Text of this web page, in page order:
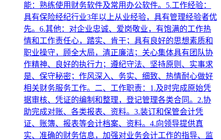
能：熟练使用财务软件及常用办公软件。5.工作经验：
具有保险经纪行业3年以上从业经验，具有管理经验者优
先。6.其他：对企业忠诚、爱岗敬业，有饱满的工作热
情和工作责任心，踏实、肯干；具有良好的思想素质和
职业操守，顾全大局，清正廉洁；关心集体具有团队协
作精神、良好的执行力；遵纪守法、坚持原则、实事求
是、保守秘密；作风深入、务实、细致、热情耐心做好
相关财务服务工作。二、工作职责：1.及时完成原始凭
据审核、凭证的编制和整理，登记管理各类合同。2.协
助完成对账、各类报表、资料。3.装订和保管会计凭
证、账簿、报表等会计档案、资料。4.向领导提供真
实、准确的财务信息，加强对业务会计工作的指导、监